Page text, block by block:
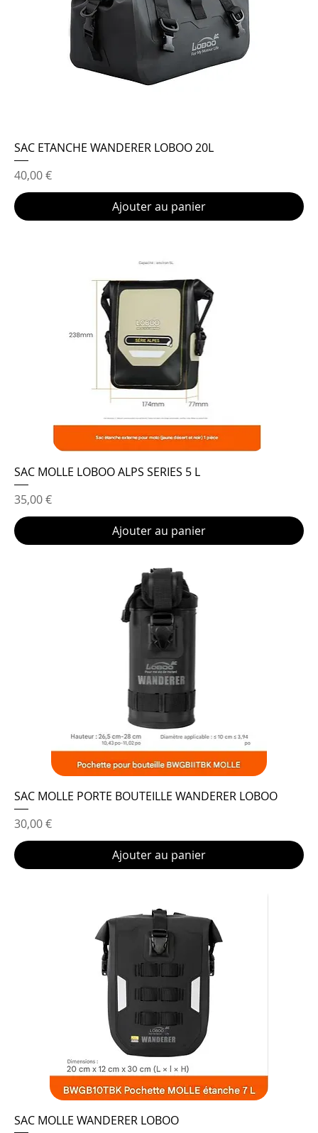
SAC ETANCHE WANDERER LOBOO 20L
Prix
40,00 €
Ajouter au panier
SAC MOLLE LOBOO ALPS SERIES 5 L
Prix
35,00 €
Ajouter au panier
SAC MOLLE PORTE BOUTEILLE WANDERER LOBOO
Prix
30,00 €
Ajouter au panier
SAC MOLLE WANDERER LOBOO